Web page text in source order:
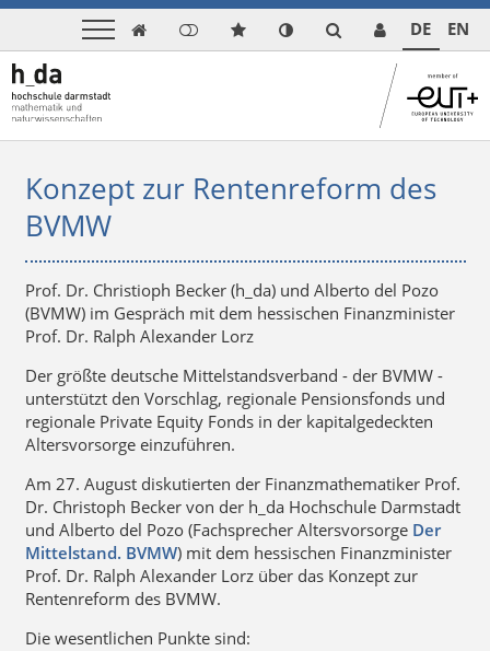
 DE EN
Konzept zur Rentenreform des
BVMW
Prof. Dr. Christioph Becker (h_da) und Alberto del Pozo
(BVMW) im Gespräch mit dem hessischen Finanzminister
Prof. Dr. Ralph Alexander Lorz
Der größte deutsche Mittelstandsverband - der BVMW -
unterstützt den Vorschlag, regionale Pensionsfonds und
regionale Private Equity Fonds in der kapitalgedeckten
Altersvorsorge einzuführen.
Am 27. August diskutierten der Finanzmathematiker Prof.
Dr. Christoph Becker von der h_da Hochschule Darmstadt
und Alberto del Pozo (Fachsprecher Altersvorsorge Der
Mittelstand. BVMW) mit dem hessischen Finanzminister
Prof. Dr. Ralph Alexander Lorz über das Konzept zur
Rentenreform des BVMW.
Die wesentlichen Punkte sind: